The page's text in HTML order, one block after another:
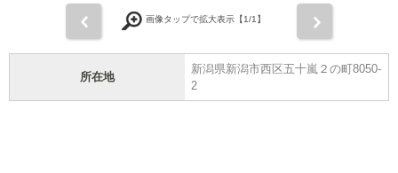
画像タップで拡大表示【1/1】
所在地
新潟県新潟市西区五十嵐２の町8050-
2